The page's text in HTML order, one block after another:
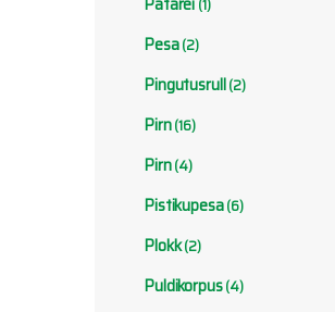
(1)
Pesa(2)
Pingutusrull(2)
Pirn(16)
Pirn(4)
Pistikupesa(6)
Plokk(2)
Puldikorpus(4)